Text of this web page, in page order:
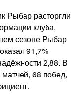
Рыбар расторгли
клуба,
сезоне Рыбар
91,7%
2,88. В
68 побед,